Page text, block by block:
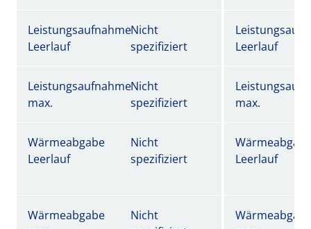
Leistungsaufnahme
Leerlauf
Nicht
spezifiziert
Leerlauf
Leistungsaufnahme
max.
Nicht
spezifiziert
max.
Wärmeabgabe
Leerlauf
Nicht
spezifiziert
Leerlauf
Wärmeabgabe
Nicht